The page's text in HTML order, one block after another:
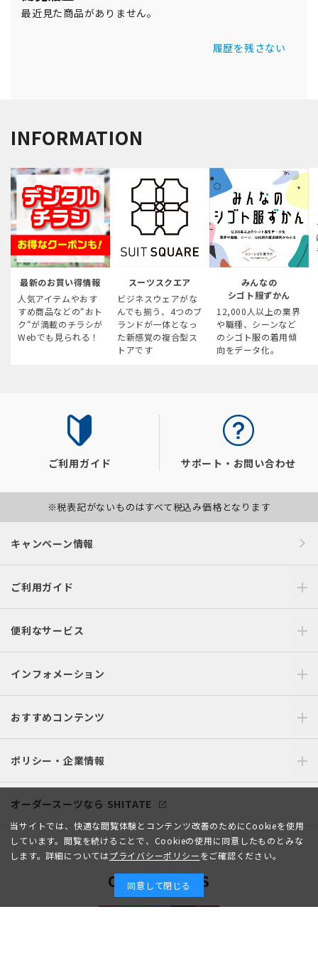
最近見た商品がありません。
履歴を残さない
INFORMATION
最新のお買い得情報
人気アイテムやおす
すめ商品などの“おト
ク“が満載のチラシが
Webでも見られる！
スーツスクエア
ビジネスウェアがな
んでも揃う、4つのブ
ランドが一体となっ
た新感覚の複合型ス
トアです
みんなの
シゴト服ずかん
12,000人以上の業界
や職種、シーンなど
のシゴト服の着用傾
向をデータ化。
ご利用ガイド サポート・お問い合わせ
※税表記がないものはすべて税込み価格となります
キャンペーン情報
ご利用ガイド
便利なサービス
インフォメーション
おすすめコンテンツ
ポリシー・企業情報
オーダースーツなら SHITATE
OFFICIAL SNS
当サイトでは、快適な閲覧体験とコンテンツ改善のためにCookieを使用
しています。閲覧を続けることで、Cookieの使用に同意したものとみな
します。詳細についてはプライバシーポリシーをご確認ください。
同意して閉じる